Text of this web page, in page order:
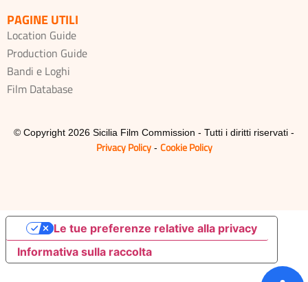
PAGINE UTILI
Location Guide
Production Guide
Bandi e Loghi
Film Database
© Copyright 2026 Sicilia Film Commission - Tutti i diritti riservati -
Privacy Policy- Cookie Policy
Informativa sulla raccolta
Le tue preferenze relative alla privacy